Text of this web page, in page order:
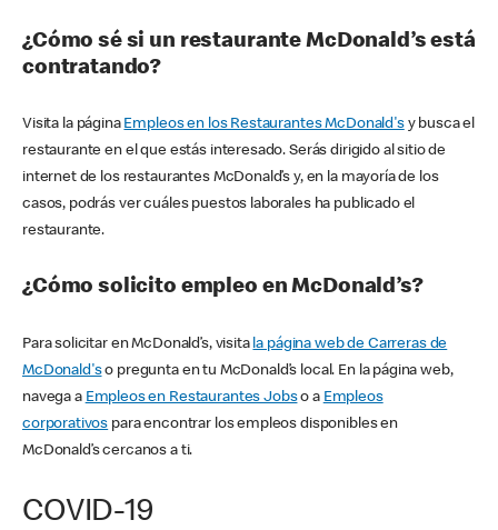
¿Cómo sé si un restaurante McDonald’s está
contratando?
Visita la página Empleos en los Restaurantes McDonald'sy busca el
restaurante en el que estás interesado. Serás dirigido al sitio de
internet de los restaurantes McDonald’s y, en la mayoría de los
casos, podrás ver cuáles puestos laborales ha publicado el
restaurante.
¿Cómo solicito empleo en McDonald’s?
Para solicitar en McDonald’s, visita la página web de Carreras de
McDonald'so pregunta en tu McDonald’s local. En la página web,
navega a Empleos en Restaurantes Jobso a Empleos
corporativos para encontrar los empleos disponibles en
McDonald’s cercanos a ti.
COVID-19